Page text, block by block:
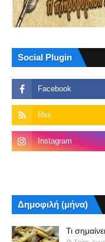
Social Plugin
Δημοφιλή (μήνα)
Τι